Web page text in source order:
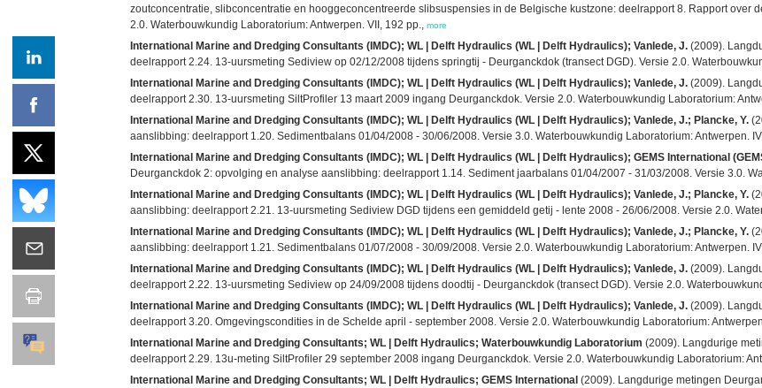
zoutconcentratie, slibconcentratie en hooggeconcentreerde slibsuspensies in de Belgische kustzone: deelrapport 8. Rapport over
2.0. Waterbouwkundig Laboratorium: Antwerpen. VII, 192 pp., more
International Marine and Dredging Consultants (IMDC); WL | Delft Hydraulics (WL | Delft Hydraulics); Vanlede, J. (2009).
deelrapport 2.24. 13-uursmeting Sediview op 02/12/2008 tijdens springtij - Deurganckdok (transect DGD). Versie 2.0.
International Marine and Dredging Consultants (IMDC); WL | Delft Hydraulics (WL | Delft Hydraulics); Vanlede, J. (2009).
deelrapport 2.30. 13-uursmeting SiltProfiler 13 maart 2009 ingang Deurganckdok. Versie 2.0. Waterbouwkundig Laboratorium:
International Marine and Dredging Consultants (IMDC); WL | Delft Hydraulics (WL | Delft Hydraulics); Vanlede, J.; Plancke, Y.
aanslibbing: deelrapport 1.20. Sedimentbalans 01/04/2008 - 30/06/2008. Versie 3.0. Waterbouwkundig Laboratorium: Antwerpen.
International Marine and Dredging Consultants (IMDC); WL | Delft Hydraulics (WL | Delft Hydraulics); GEMS International
Deurganckdok 2: opvolging en analyse aanslibbing: deelrapport 1.14. Sediment jaarbalans 01/04/2007 - 31/03/2008. Versie 3.0.
International Marine and Dredging Consultants (IMDC); WL | Delft Hydraulics (WL | Delft Hydraulics); Vanlede, J.; Plancke, Y.
aanslibbing: deelrapport 2.21. 13-uursmeting Sediview DGD tijdens een gemiddeld getij - lente 2008 - 26/06/2008. Versie 2.0.
International Marine and Dredging Consultants (IMDC); WL | Delft Hydraulics (WL | Delft Hydraulics); Vanlede, J.; Plancke, Y.
aanslibbing: deelrapport 1.21. Sedimentbalans 01/07/2008 - 30/09/2008. Versie 2.0. Waterbouwkundig Laboratorium: Antwerpen.
International Marine and Dredging Consultants (IMDC); WL | Delft Hydraulics (WL | Delft Hydraulics); Vanlede, J. (2009).
deelrapport 2.22. 13-uursmeting Sediview op 24/09/2008 tijdens doodtij - Deurganckdok (transect DGD). Versie 2.0.
International Marine and Dredging Consultants (IMDC); WL | Delft Hydraulics (WL | Delft Hydraulics); Vanlede, J. (2009).
deelrapport 3.20. Omgevingscondities in de Schelde april - september 2008. Versie 2.0. Waterbouwkundig Laboratorium:
International Marine and Dredging Consultants; WL | Delft Hydraulics; Waterbouwkundig Laboratorium (2009). Langdurige
deelrapport 2.29. 13u-meting SiltProfiler 29 september 2008 ingang Deurganckdok. Versie 2.0. Waterbouwkundig Laboratorium:
International Marine and Dredging Consultants; WL | Delft Hydraulics; GEMS International (2009). Langdurige metingen